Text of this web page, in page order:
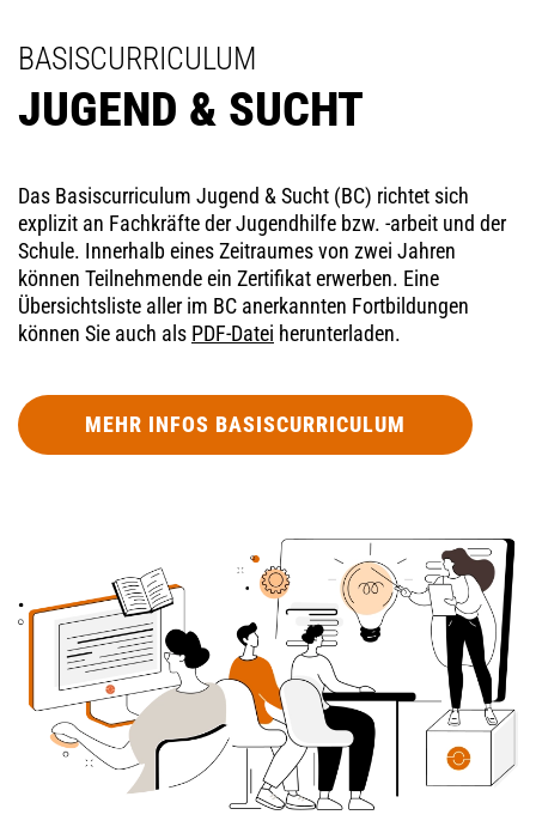
BASISCURRICULUM
JUGEND & SUCHT
Das Basiscurriculum Jugend & Sucht (BC) richtet sich
explizit an Fachkräfte der Jugendhilfe bzw. -arbeit und der
Schule. Innerhalb eines Zeitraumes von zwei Jahren
können Teilnehmende ein Zertifikat erwerben. Eine
Übersichtsliste aller im BC anerkannten Fortbildungen
können Sie auch als PDF-Datei herunterladen.
MEHR INFOS BASISCURRICULUM